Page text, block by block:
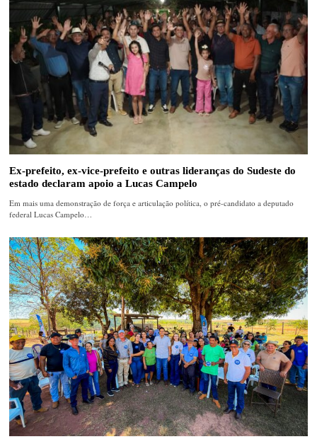
Ex-prefeito, ex-vice-prefeito e outras lideranças do Sudeste do
estado declaram apoio a Lucas Campelo
Em mais uma demonstração de força e articulação política, o pré-candidato a deputado
federal Lucas Campelo…